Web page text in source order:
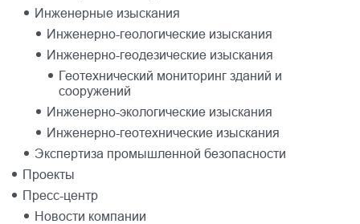
Инженерные изыскания
Инженерно-геологические изыскания
Инженерно-геодезические изыскания
Геотехнический мониторинг зданий и
сооружений
Инженерно-экологические изыскания
Инженерно-геотехнические изыскания
Экспертиза промышленной безопасности
Проекты
Пресс-центр
Новости компании